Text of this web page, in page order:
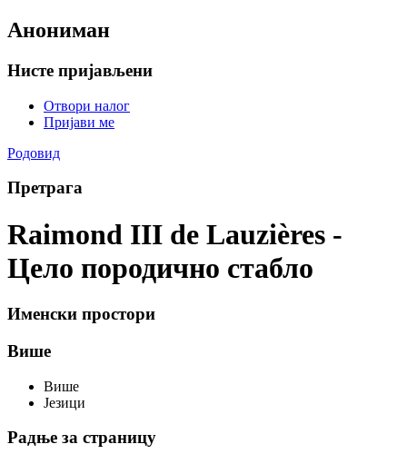
Анониман
Нисте пријављени
Отвори налог
Пријави ме
Родовид
Претрага
Raimond III de Lauzières -
Цело породично стабло
Именски простори
Више
Више
Језици
Радње за страницу